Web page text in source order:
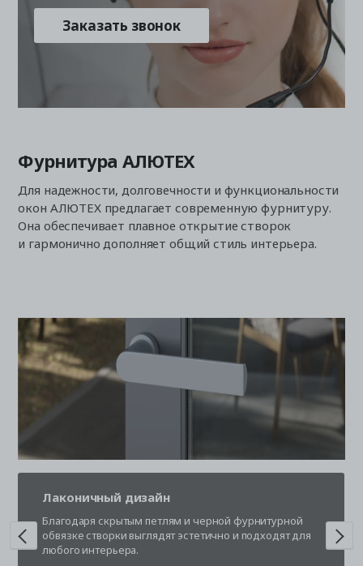
Заказать звонок
Фурнитура АЛЮТЕХ
Для надежности, долговечности и функциональности
окон АЛЮТЕХ предлагает современную фурнитуру.
Она обеспечивает плавное открытие створок
и гармонично дополняет общий стиль интерьера.
Лаконичный дизайн
Благодаря скрытым петлям и черной фурнитурной
обвязке створки выглядят эстетично и подходят для
любого интерьера.